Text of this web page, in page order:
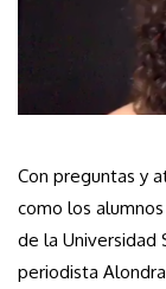
Con preguntas y
como los
de la Universidad
periodista